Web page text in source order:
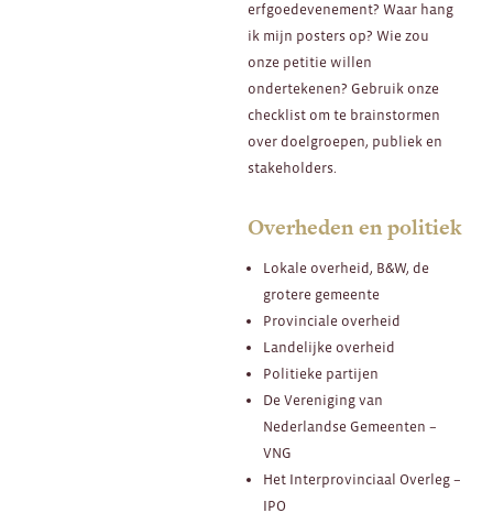
erfgoedevenement? Waar hang
ik mijn posters op? Wie zou
onze petitie willen
ondertekenen? Gebruik onze
checklist om te brainstormen
over doelgroepen, publiek en
stakeholders.
Overheden en politiek
Lokale overheid, B&W, de
grotere gemeente
Provinciale overheid
Landelijke overheid
Politieke partijen
De Vereniging van
Nederlandse Gemeenten –
VNG
Het Interprovinciaal Overleg –
IPO